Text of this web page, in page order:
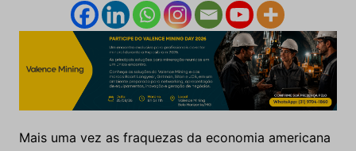
Mais uma vez as fraquezas da economia americana